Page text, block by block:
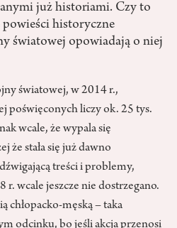
już historiami. Czy to
powieści historyczne
światowej opowiadają o niej
światowej, w 2014 r.,
poświęconych liczy ok. 25 tys.
wcale, że wypala się
że stała się już dawno
treści i problemy,
wcale jeszcze nie dostrzegano.
chłopacko-męską – taka
odcinku, bo jeśli akcja przenosi